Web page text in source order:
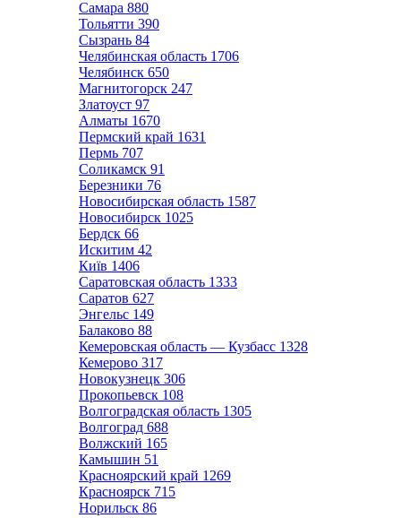
Самара 880
Тольятти 390
Сызрань 84
Челябинская область 1706
Челябинск 650
Магнитогорск 247
Златоуст 97
Алматы 1670
Пермский край 1631
Пермь 707
Соликамск 91
Березники 76
Новосибирская область 1587
Новосибирск 1025
Бердск 66
Искитим 42
Київ 1406
Саратовская область 1333
Саратов 627
Энгельс 149
Балаково 88
Кемеровская область — Кузбасс 1328
Кемерово 317
Новокузнецк 306
Прокопьевск 108
Волгоградская область 1305
Волгоград 688
Волжский 165
Камышин 51
Красноярский край 1269
Красноярск 715
Норильск 86